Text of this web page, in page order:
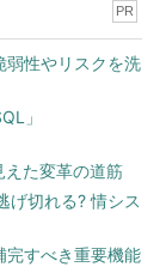
PR
弱性やリスクを洗
」
えた変革の道筋
げ切れる? 情シス
完すべき重要機能